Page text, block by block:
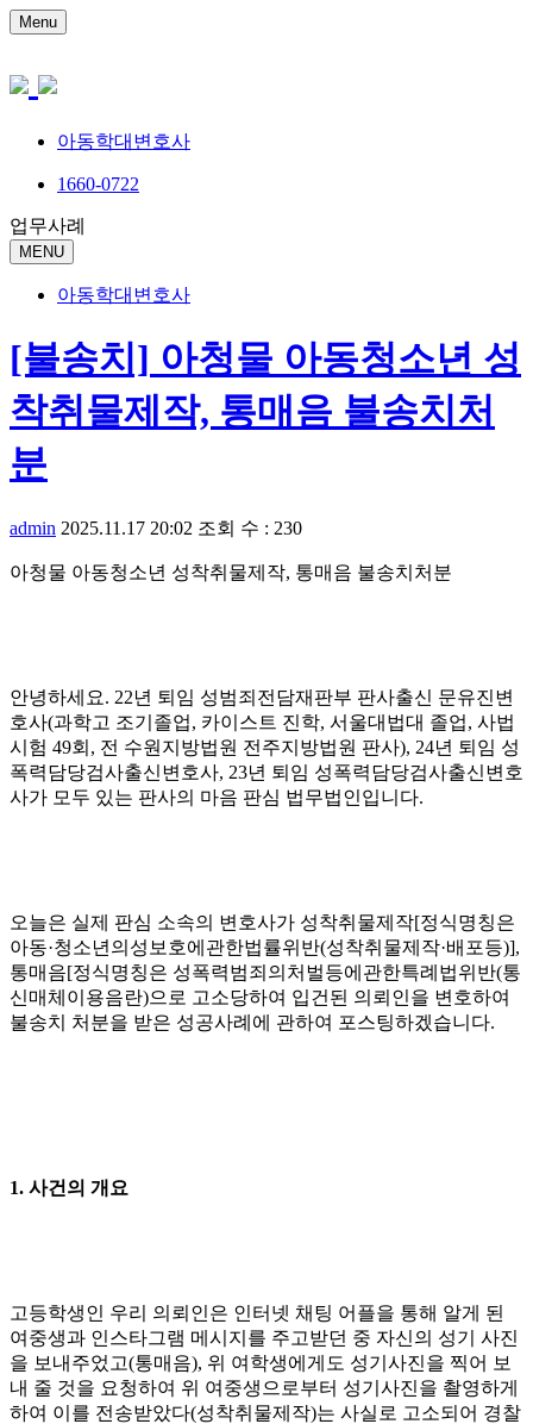
Menu
아동학대변호사
1660-0722
업무사례
MENU
아동학대변호사
[불송치] 아청물 아동청소년 성
착취물제작, 통매음 불송치처
분
admin 2025.11.17 20:02 조회 수 : 230
아청물 아동청소년 성착취물제작, 통매음 불송치처분
안녕하세요. 22년 퇴임 성범죄전담재판부 판사출신 문유진변
호사(과학고 조기졸업, 카이스트 진학, 서울대법대 졸업, 사법
시험 49회, 전 수원지방법원 전주지방법원 판사), 24년 퇴임 성
폭력담당검사출신변호사, 23년 퇴임 성폭력담당검사출신변호
사가 모두 있는 판사의 마음 판심 법무법인입니다.
오늘은 실제 판심 소속의 변호사가 성착취물제작[정식명칭은
아동·청소년의성보호에관한법률위반(성착취물제작·배포등)],
통매음[정식명칭은 성폭력범죄의처벌등에관한특례법위반(통
신매체이용음란)으로 고소당하여 입건된 의뢰인을 변호하여
불송치 처분을 받은 성공사례에 관하여 포스팅하겠습니다.
1. 사건의 개요
고등학생인 우리 의뢰인은 인터넷 채팅 어플을 통해 알게 된
여중생과 인스타그램 메시지를 주고받던 중 자신의 성기 사진
을 보내주었고(통매음), 위 여학생에게도 성기사진을 찍어 보
내 줄 것을 요청하여 위 여중생으로부터 성기사진을 촬영하게
하여 이를 전송받았다(성착취물제작)는 사실로 고소되어 경찰